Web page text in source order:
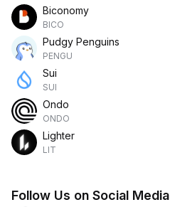
Biconomy
BICO
Pudgy Penguins
PENGU
Sui
SUI
Ondo
ONDO
Lighter
LIT
Follow Us on Social Media